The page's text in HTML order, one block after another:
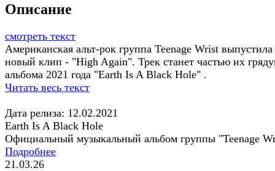
Описание
смотреть текст
Американская альт-рок группа Teenage Wrist выпустила
новый клип - "High Again". Трек станет частью их
альбома 2021 года "Earth Is A Black Hole" .
Читать весь текст
Дата релиза: 12.02.2021
Earth Is A Black Hole
Официальный музыкальный альбом группы "Teenage
Подробнее
21.03.26